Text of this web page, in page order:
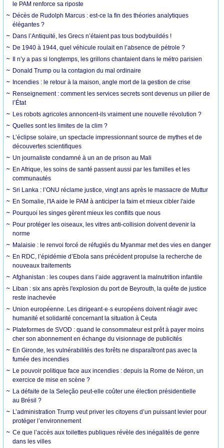
le PAM renforce sa riposte
Décès de Rudolph Marcus : est-ce la fin des théories analytiques
élégantes ?
Dans l’Antiquité, les Grecs n’étaient pas tous bodybuildés !
De 1940 à 1944, quel véhicule roulait en l’absence de pétrole ?
Il n’y a pas si longtemps, les grillons chantaient dans le métro parisien
Donald Trump ou la contagion du mal ordinaire
Incendies : le retour à la maison, angle mort de la gestion de crise
Renseignement : comment les services secrets sont devenus un pilier de
l’État
Les robots agricoles annoncent-ils vraiment une nouvelle révolution ?
Quelles sont les limites de la clim ?
L’éclipse solaire, un spectacle impressionnant source de mythes et de
découvertes scientifiques
Un journaliste condamné à un an de prison au Mali
En Afrique, les soins de santé passent aussi par les familles et les
communautés
Sri Lanka : l’ONU réclame justice, vingt ans après le massacre de Muttur
En Somalie, l'IA aide le PAM à anticiper la faim et mieux cibler l'aide
Pourquoi les singes gèrent mieux les conflits que nous
Pour protéger les oiseaux, les vitres anti-collision doivent devenir la
norme
Malaisie : le renvoi forcé de réfugiés du Myanmar met des vies en danger
En RDC, l’épidémie d’Ebola sans précédent propulse la recherche de
nouveaux traitements
Afghanistan : les coupes dans l’aide aggravent la malnutrition infantile
Liban : six ans après l'explosion du port de Beyrouth, la quête de justice
reste inachevée
Union européenne. Les dirigeant·e·s européens doivent réagir avec
humanité et solidarité concernant la situation à Ceuta
Plateformes de SVOD : quand le consommateur est prêt à payer moins
cher son abonnement en échange du visionnage de publicités
En Gironde, les vulnérabilités des forêts ne disparaîtront pas avec la
fumée des incendies
Le pouvoir politique face aux incendies : depuis la Rome de Néron, un
exercice de mise en scène ?
La défaite de la Seleção peut-elle coûter une élection présidentielle
au Brésil ?
L’administration Trump veut priver les citoyens d’un puissant levier pour
protéger l’environnement
Ce que l’accès aux toilettes publiques révèle des inégalités de genre
dans les villes